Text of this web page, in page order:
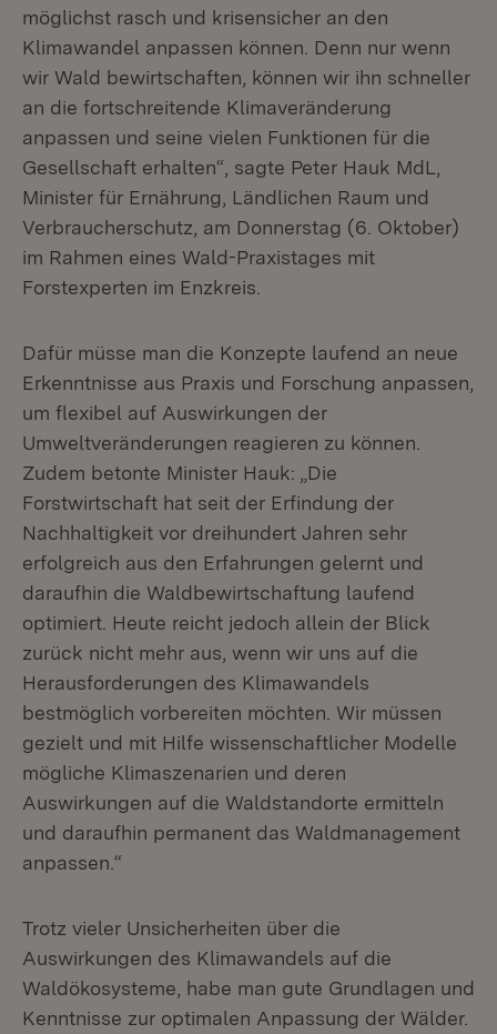
möglichst rasch und krisensicher an den
Klimawandel anpassen können. Denn nur wenn
wir Wald bewirtschaften, können wir ihn schneller
an die fortschreitende Klimaveränderung
anpassen und seine vielen Funktionen für die
Gesellschaft erhalten“, sagte Peter Hauk MdL,
Minister für Ernährung, Ländlichen Raum und
Verbraucherschutz, am Donnerstag (6. Oktober)
im Rahmen eines Wald-Praxistages mit
Forstexperten im Enzkreis.
Dafür müsse man die Konzepte laufend an neue
Erkenntnisse aus Praxis und Forschung anpassen,
um flexibel auf Auswirkungen der
Umweltveränderungen reagieren zu können.
Zudem betonte Minister Hauk: „Die
Forstwirtschaft hat seit der Erfindung der
Nachhaltigkeit vor dreihundert Jahren sehr
erfolgreich aus den Erfahrungen gelernt und
daraufhin die Waldbewirtschaftung laufend
optimiert. Heute reicht jedoch allein der Blick
zurück nicht mehr aus, wenn wir uns auf die
Herausforderungen des Klimawandels
bestmöglich vorbereiten möchten. Wir müssen
gezielt und mit Hilfe wissenschaftlicher Modelle
mögliche Klimaszenarien und deren
Auswirkungen auf die Waldstandorte ermitteln
und daraufhin permanent das Waldmanagement
anpassen.“
Trotz vieler Unsicherheiten über die
Auswirkungen des Klimawandels auf die
Waldökosysteme, habe man gute Grundlagen und
Kenntnisse zur optimalen Anpassung der Wälder.